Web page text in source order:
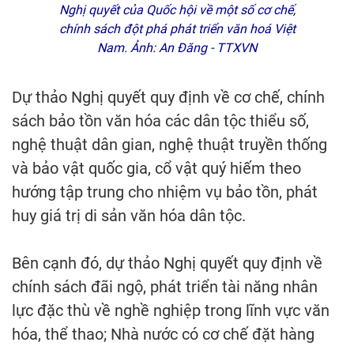
Nghị quyết của Quốc hội về một số cơ chế,
chính sách đột phá phát triển văn hoá Việt
Nam. Ảnh: An Đăng - TTXVN
Dự thảo Nghị quyết quy định về cơ chế, chính
sách bảo tồn văn hóa các dân tộc thiểu số,
nghệ thuật dân gian, nghệ thuật truyền thống
và bảo vật quốc gia, cổ vật quý hiếm theo
hướng tập trung cho nhiệm vụ bảo tồn, phát
huy giá trị di sản văn hóa dân tộc.
Bên cạnh đó, dự thảo Nghị quyết quy định về
chính sách đãi ngộ, phát triển tài năng nhân
lực đặc thù về nghề nghiệp trong lĩnh vực văn
hóa, thể thao; Nhà nước có cơ chế đặt hàng